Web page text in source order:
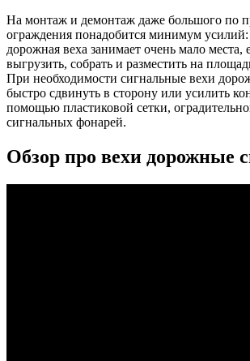
На монтаж и демонтаж даже большого по
ограждения понадобится минимум
дорожная веха занимает очень мало места,
выгрузить, собрать и разместить на
При необходимости сигнальные вехи
быстро сдвинуть в сторону или усилить
помощью пластиковой сетки,
сигнальных фонарей.
Обзор про вехи дорожные